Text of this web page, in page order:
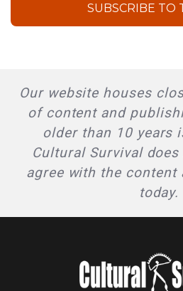
SUBSCRIBE TO
Our website houses
of content and
older than 10 years
Cultural Survival
agree with the content
today.